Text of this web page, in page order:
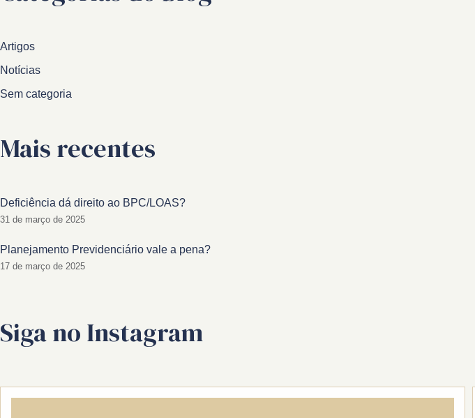
Artigos
Notícias
Sem categoria
Mais recentes
Deficiência dá direito ao BPC/LOAS?
31 de março de 2025
Planejamento Previdenciário vale a pena?
17 de março de 2025
Siga no Instagram